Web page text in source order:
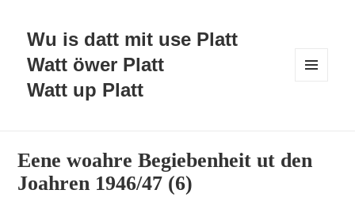
Wu is datt mit use Platt
Watt öwer Platt
Watt up Platt
Eene woahre Begiebenheit ut den
Joahren 1946/47 (6)